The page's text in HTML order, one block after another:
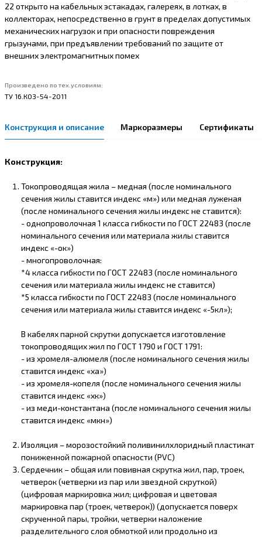
22 открыто на кабельных эстакадах, галереях, в лотках, в
коллекторах, непосредственно в грунт в пределах допустимых
механических нагрузок и при опасности повреждения
грызунами, при предъявлении требований по защите от
внешних электромагнитных помех
Произведено по тех.условиям:
ТУ 16.К03-54-2011
Конструкция и описание Маркоразмеры Сертификаты
Конструкция:
Токопроводящая жила – медная (после номинального
сечения жилы ставится индекс «м») или медная луженая
(после номинального сечения жилы индекс не ставится):
- однопроволочная 1 класса гибкости по ГОСТ 22483 (после
номинального сечения или материала жилы ставится
индекс «-ок»)
- многопроволочная:
*4 класса гибкости по ГОСТ 22483 (после номинального
сечения или материала жилы индекс не ставится)
*5 класса гибкости по ГОСТ 22483 (после номинального
сечения или материала жилы ставится индекс «-5кл»);
В кабелях парной скрутки допускается изготовление
токопроводящих жил по ГОСТ 1790 и ГОСТ 1791:
- из хромеля-алюмеля (после номинального сечения жилы
ставится индекс «ха»)
- из хромеля-копеля (после номинального сечения жилы
ставится индекс «хк»)
- из меди-константана (после номинального сечения жилы
ставится индекс «мкн»)
Изоляция – морозостойкий поливинилхлоридный пластикат
пониженной пожарной опасности (PVC)
Сердечник – общая или повивная скрутка жил, пар, троек,
четверок (четверки из пар или звездной скруткой)
(цифровая маркировка жил; цифровая и цветовая
маркировка пар (троек, четверок)) (допускается поверх
скрученной пары, тройки, четверки наложение
разделительного слоя обмоткой или продольно из